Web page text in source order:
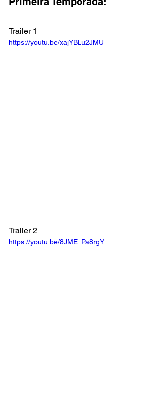
Trailer 1
https://youtu.be/xajYBLu2JMU
Trailer 2
https://youtu.be/8JME_Pa8rgY